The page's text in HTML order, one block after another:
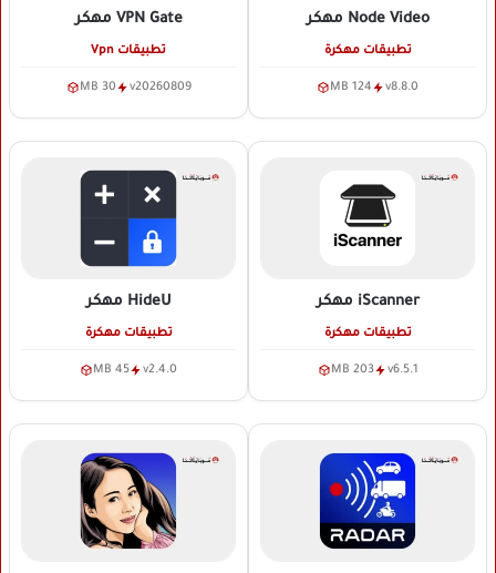
Node Video مهكر
تطبيقات مهكرة
v8.8.0
124 MB
VPN Gate مهكر
تطبيقات Vpn
v20260809
30 MB
iScanner مهكر
تطبيقات مهكرة
v6.5.1
203 MB
HideU مهكر
تطبيقات مهكرة
v2.4.0
45 MB